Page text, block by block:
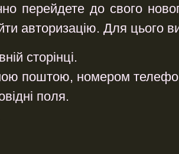
перейдете до свого
авторизацію. Для цього
сторінці.
поштою, номером
поля.